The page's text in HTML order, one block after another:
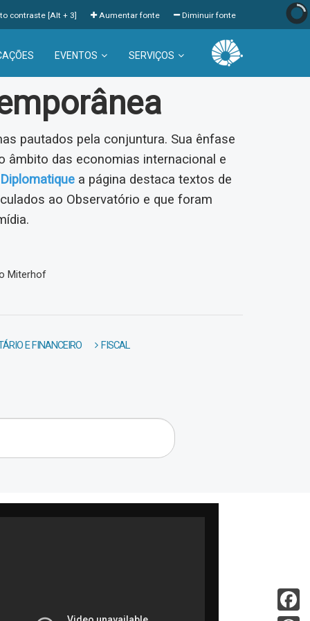
Diminuir fonte
Aumentar fonte
contraste [Alt + 3]
EVENTOS SERVIÇOS
pautados pela conjuntura. Sua ênfase
âmbito das economias internacional e
a página destaca textos de
ao Observatório e que foram
Miterhof
E FINANCEIRO FISCAL